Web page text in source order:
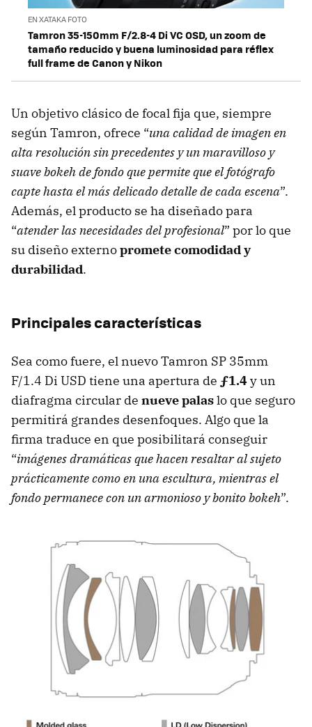
EN XATAKA FOTO
Tamron 35-150mm F/2.8-4 Di VC OSD, un zoom de
tamaño reducido y buena luminosidad para réflex
full frame de Canon y Nikon
Un objetivo clásico de focal fija que, siempre
según Tamron, ofrece “una calidad de imagen en
alta resolución sin precedentes y un maravilloso y
suave bokeh de fondo que permite que el fotógrafo
capte hasta el más delicado detalle de cada escena”.
Además, el producto se ha diseñado para
“atender las necesidades del profesional” por lo que
su diseño externopromete comodidad y
durabilidad.
Principales características
Sea como fuere, el nuevo Tamron SP 35mm
F/1.4 Di USD tiene una apertura de ƒ1.4y un
diafragma circular de nueve palaslo que seguro
permitirá grandes desenfoques. Algo que la
firma traduce en que posibilitará conseguir
“imágenes dramáticas que hacen resaltar al sujeto
prácticamente como en una escultura, mientras el
fondo permanece con un armonioso y bonito bokeh”.